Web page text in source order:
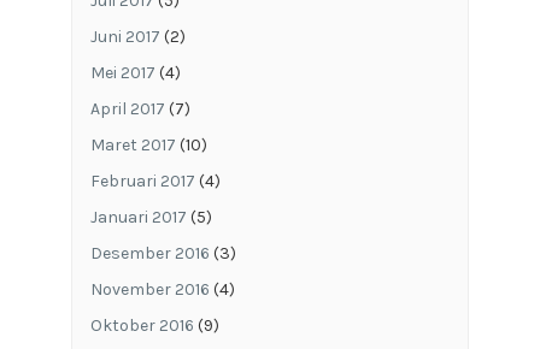
Juni 2017 (2)
Mei 2017 (4)
April 2017 (7)
Maret 2017 (10)
Februari 2017 (4)
Januari 2017 (5)
Desember 2016 (3)
November 2016 (4)
Oktober 2016 (9)